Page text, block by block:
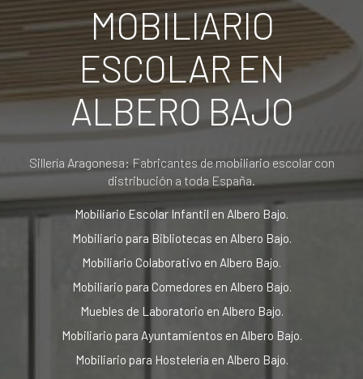
MOBILIARIO
ESCOLAR EN
ALBERO BAJO
Sillería Aragonesa: Fabricantes de mobiliario escolar con
distribución a toda España.
Mobiliario Escolar Infantil en Albero Bajo.
Mobiliario para Bibliotecas en Albero Bajo.
Mobiliario Colaborativo en Albero Bajo.
Mobiliario para Comedores en Albero Bajo.
Muebles de Laboratorio en Albero Bajo.
Mobiliario para Ayuntamientos en Albero Bajo.
Mobiliario para Hostelería en Albero Bajo.